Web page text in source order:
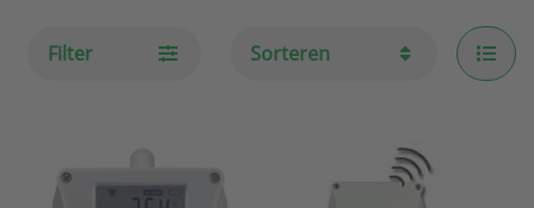
Filter Sorteren